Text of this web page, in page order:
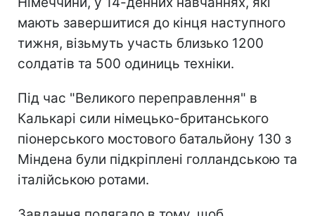
мають завершитися до кінця наступного
тижня, візьмуть участь близько 1200
солдатів та 500 одиниць техніки.
Під час "Великого переправлення" в
Калькарі сили німецько-британського
піонерського мостового батальйону 130 з
Міндена були підкріплені голландською та
італійською ротами.